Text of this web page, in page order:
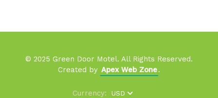
© 2025 Green Door Motel. All Rights Reserved.
Created by Apex Web Zone.
Currency: USD